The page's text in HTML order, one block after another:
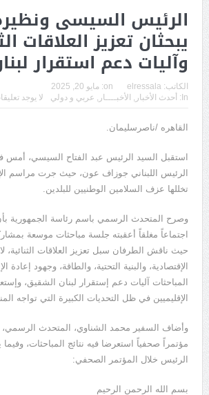
الرئيس السيسى ونظيره
يبحثان تعزيز العلاقات
وآليات دعم استقرار
الكاتب: elressala
on: مايو 20, 2025
In:
أحدث الأخبار الأخبــــار عربي و دولي لا يوجد
القاهره /ناصرسليمان.
استقبل السيد الرئيس عبد الفتاح السيسي، أمس
الرئيس اللبناني جوزاف عون، حيث جرت مراسم
تخللها عزف السلامين الوطنيين للبلدين.
وصرح المتحدث الرسمي باسم رئاسة الجمهورية
اجتماعاً مغلقاً أعقبته جلسة مباحثات موسعة
حيث ناقش الطرفان سبل تعزيز العلاقات الثنائية،
الإقتصادية، والبنية التحتية، والطاقة، وجهود إعادة
المباحثات آليات دعم إستقرار لبنان الشقيق،
الإقليميين في ظل التحديات الكبيرة التي تواجه
وأضاف السفير محمد الشناوي، المتحدث الرسمي،
مؤتمراً صحفياً استعرضا فيه نتائج المباحثات،
الرئيس خلال المؤتمر الصحفي:
بسم الله الرحمن الرحيم